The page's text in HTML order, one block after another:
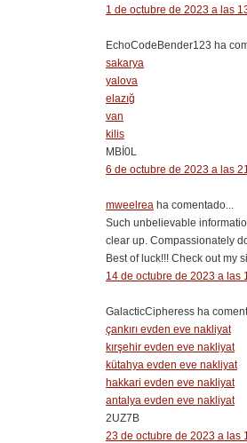
1 de octubre de 2023 a las
EchoCodeBender123 ha
sakarya
yalova
elazığ
van
kilis
MBİ0L
6 de octubre de 2023 a las
mweelrea ha comentado...
Such unbelievable
clear up. Compassionately
Best of luck!!! Check out my
14 de octubre de 2023 a las
GalacticCipheress ha
çankırı evden eve nakliyat
kırşehir evden eve nakliyat
kütahya evden eve nakliyat
hakkari evden eve nakliyat
antalya evden eve nakliyat
2UZ7B
23 de octubre de 2023 a las